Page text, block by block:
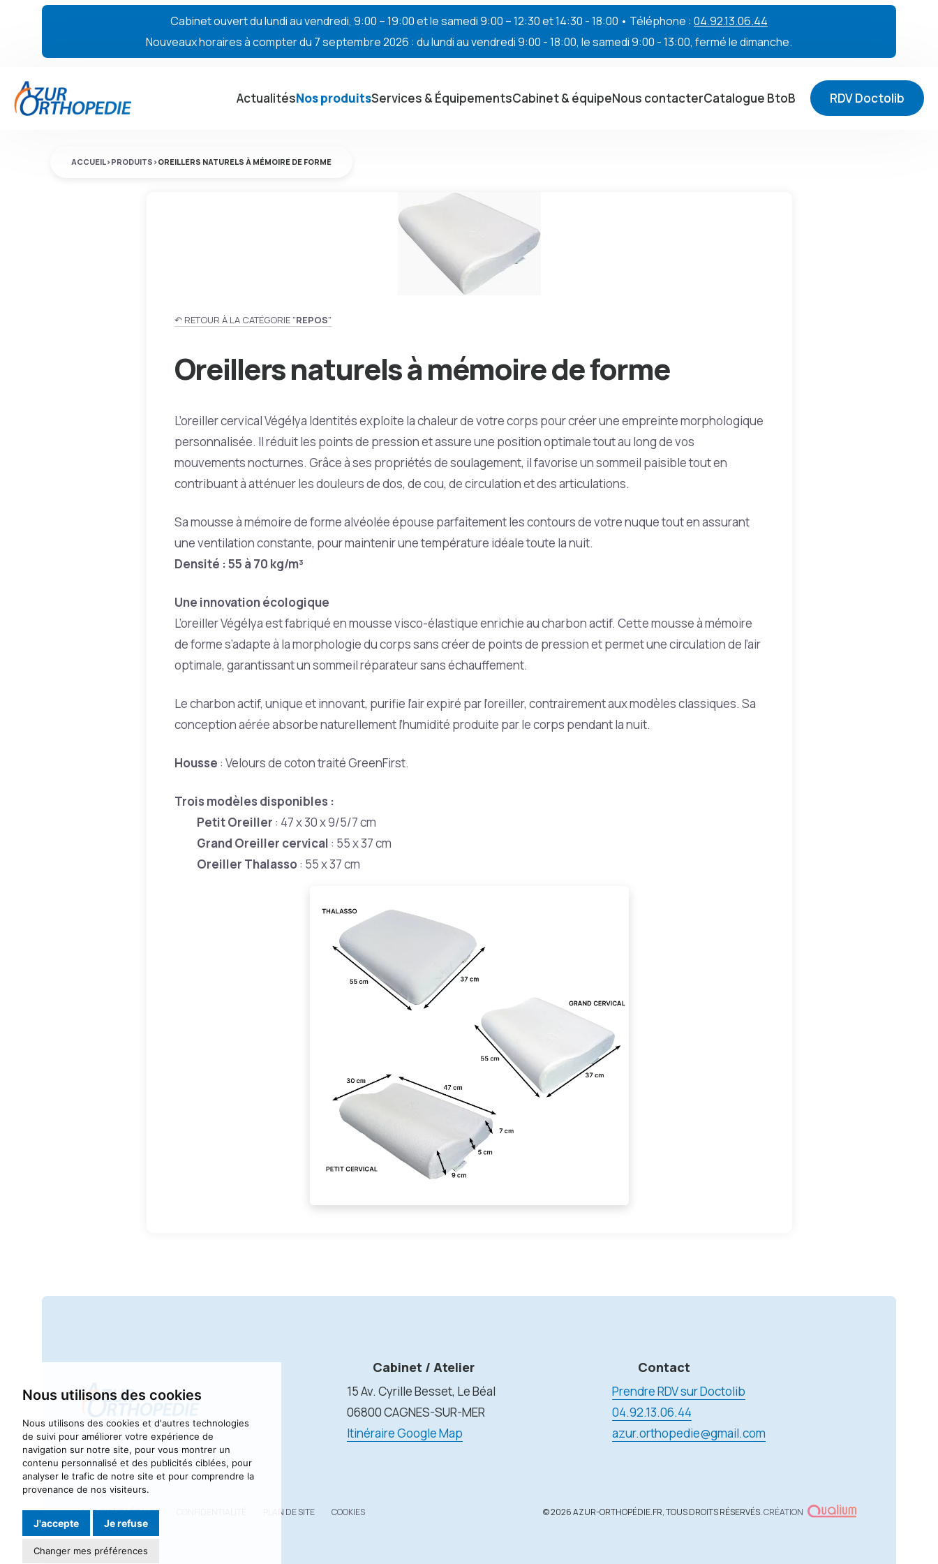
Nous utilisons des cookies
Nous utilisons des cookies et d'autres technologies
de suivi pour améliorer votre expérience de
navigation sur notre site, pour vous montrer un
contenu personnalisé et des publicités ciblées, pour
analyser le trafic de notre site et pour comprendre la
provenance de nos visiteurs.
J'accepte Je refuse
Changer mes préférences
Cabinet ouvert du lundi au vendredi, 9:00 – 19:00 et le samedi 9:00 – 12:30 et 14:30 - 18:00 • Téléphone : 04.92.13.06.44
Nouveaux horaires à compter du 7 septembre 2026 : du lundi au vendredi 9:00 - 18:00, le samedi 9:00 - 13:00, fermé le dimanche.
ActualitésNos produitsServices & ÉquipementsCabinet & équipeNous contacterCatalogue BtoB RDV Doctolib
ACCUEIL>PRODUITS >OREILLERS NATURELS À MÉMOIRE DE FORME
↶ RETOUR À LA CATÉGORIE "REPOS"
Oreillers naturels à mémoire de forme
L’oreiller cervical Végélya Identités exploite la chaleur de votre corps pour créer une empreinte morphologique
personnalisée. Il réduit les points de pression et assure une position optimale tout au long de vos
mouvements nocturnes. Grâce à ses propriétés de soulagement, il favorise un sommeil paisible tout en
contribuant à atténuer les douleurs de dos, de cou, de circulation et des articulations.
Sa mousse à mémoire de forme alvéolée épouse parfaitement les contours de votre nuque tout en assurant
une ventilation constante, pour maintenir une température idéale toute la nuit.
Densité : 55 à 70 kg/m³
Une innovation écologique
L’oreiller Végélya est fabriqué en mousse visco-élastique enrichie au charbon actif. Cette mousse à mémoire
de forme s’adapte à la morphologie du corps sans créer de points de pression et permet une circulation de l’air
optimale, garantissant un sommeil réparateur sans échauffement.
Le charbon actif, unique et innovant, purifie l’air expiré par l’oreiller, contrairement aux modèles classiques. Sa
conception aérée absorbe naturellement l’humidité produite par le corps pendant la nuit.
Housse : Velours de coton traité GreenFirst.
Trois modèles disponibles :
Petit Oreiller : 47 x 30 x 9/5/7 cm
Grand Oreiller cervical : 55 x 37 cm
Oreiller Thalasso : 55 x 37 cm
Cabinet / Atelier
15 Av. Cyrille Besset, Le Béal
06800 CAGNES-SUR-MER
Itinéraire Google Map
Contact
Prendre RDV sur Doctolib
04.92.13.06.44
azur.orthopedie@gmail.com
MENTIONS LÉGALES PLAN DE SITE COOKIES © 2026 AZUR-ORTHOPÉDIE.FR, TOUS DROITS RÉSERVÉS.CRÉATION